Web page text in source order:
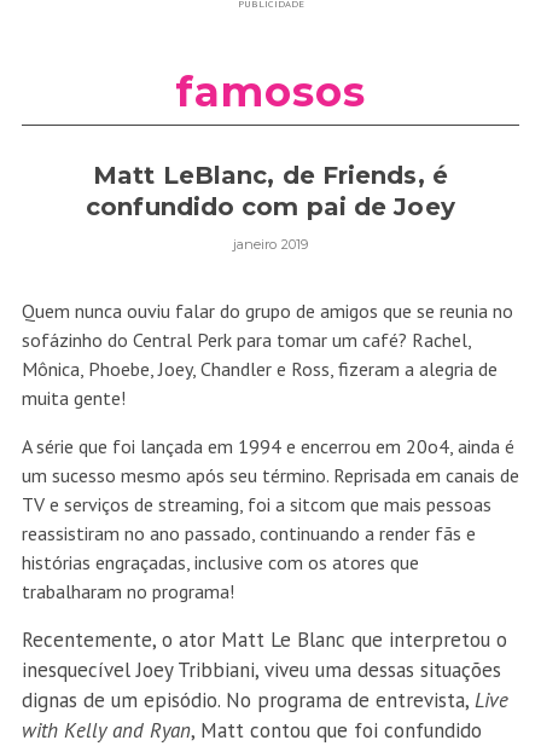
famosos
Matt LeBlanc, de Friends, é
confundido com pai de Joey
janeiro 2019
Quem nunca ouviu falar do grupo de amigos que se reunia no
sofázinho do Central Perk para tomar um café? Rachel,
Mônica, Phoebe, Joey, Chandler e Ross, fizeram a alegria de
muita gente!
A série que foi lançada em 1994 e encerrou em 20o4, ainda é
um sucesso mesmo após seu término. Reprisada em canais de
TV e serviços de streaming, foi a sitcom que mais pessoas
reassistiram no ano passado, continuando a render fãs e
histórias engraçadas, inclusive com os atores que
trabalharam no programa!
Recentemente, o ator Matt Le Blanc que interpretou o
inesquecível Joey Tribbiani, viveu uma dessas situações
dignas de um episódio. No programa de entrevista, Live
with Kelly and Ryan, Matt contou que foi confundido